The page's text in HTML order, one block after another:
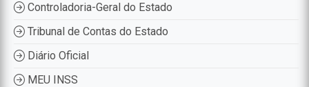
Controladoria-Geral do Estado
Tribunal de Contas do Estado
Diário Oficial
MEU INSS